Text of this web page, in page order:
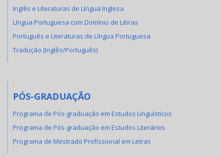
Inglês e Literaturas de Língua Inglesa
Língua Portuguesa com Domínio de Libras
Português e Literaturas de Língua Portuguesa
Tradução (Inglês/Português)
PÓS-GRADUAÇÃO
Programa de Pós-graduação em Estudos Linguísticos
Programa de Pós-graduação em Estudos Literários
Programa de Mestrado Profissional em Letras